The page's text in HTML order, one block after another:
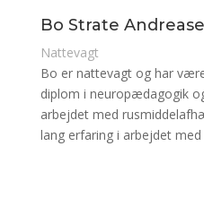
Bo Strate
Nattevagt
Bo er nattevagt og har
diplom i neuropædagogik
arbejdet med
lang erfaring i arbejdet